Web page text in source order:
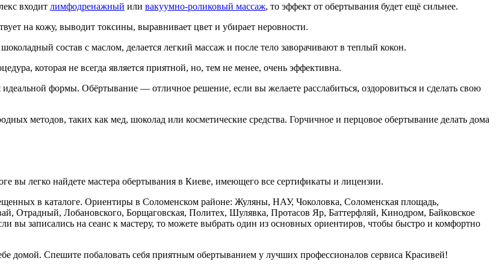
входит лимфодренажный или вакуумно-роликовый массаж, то эффект от обертывания будет ещё сильнее.
на кожу, выводит токсины, выравнивает цвет и убирает неровности.
состав с маслом, делается легкий массаж и после тело заворачивают в теплый кокон.
которая не всегда является приятной, но, тем не менее, очень эффективна.
формы. Обёртывание — отличное решение, если вы желаете расслабиться, оздоровиться и сделать свою
методов, таких как мед, шоколад или косметические средства. Горчичное и перцовое обертывание делать дома
вы легко найдете мастера обертывания в Киеве, имеющего все сертификаты и лицензии.
в каталоге. Ориентиры в Соломенском районе: Жуляны, НАУ, Чоколовка, Соломенская площадь,
Отрадный, Лобановского, Борщаговская, Политех, Шулявка, Протасов Яр, Баттерфляй, Кинодром, Байковское
вы записались на сеанс к мастеру, то можете выбрать один из основных ориентиров, чтобы быстро и комфортно
домой. Спешите побаловать себя приятным обертыванием у лучших профессионалов сервиса Красивей!